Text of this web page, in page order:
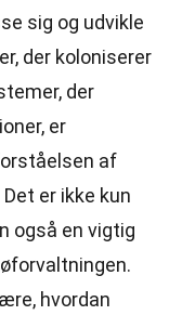
sig og udvikle
der koloniserer
der
er
af
er ikke kun
også en vigtig
hvordan